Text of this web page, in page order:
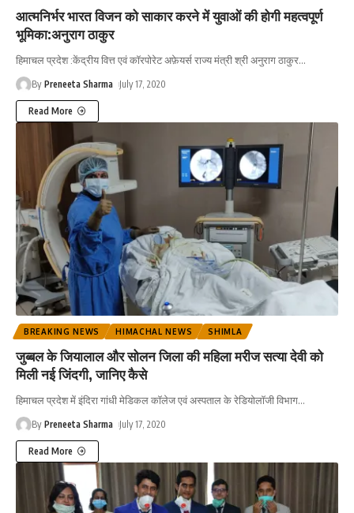
आत्मनिर्भर भारत विजन को साकार करने में युवाओं की होगी महत्वपूर्ण
भूमिका:अनुराग ठाकुर
हिमाचल प्रदेश :केंद्रीय वित्त एवं कॉरपोरेट अफ़ेयर्स राज्य मंत्री श्री अनुराग ठाकुर…
By Preneeta Sharma July 17, 2020
Read More
BREAKING NEWS HIMACHAL NEWS SHIMLA
जुब्बल के जियालाल और सोलन जिला की महिला मरीज सत्या देवी को
मिली नई जिंदगी, जानिए कैसे
हिमाचल प्रदेश में इंदिरा गांधी मेडिकल कॉलेज एवं अस्पताल के रेडियोलॉजी विभाग…
By Preneeta Sharma July 17, 2020
Read More